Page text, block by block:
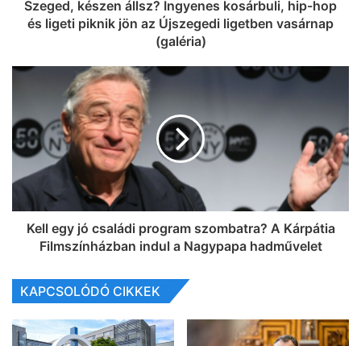
Szeged, készen állsz? Ingyenes kosárbuli, hip-hop
és ligeti piknik jön az Újszegedi ligetben vasárnap
(galéria)
Kell egy jó családi program szombatra? A Kárpátia
Filmszínházban indul a Nagypapa hadművelet
KAPCSOLÓDÓ CIKKEK